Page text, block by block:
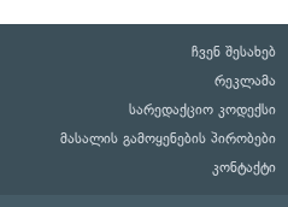
ჩვენ შესახებ
რეკლამა
სარედაქციო კოდექსი
მასალის გამოყენების პირობები
კონტაქტი